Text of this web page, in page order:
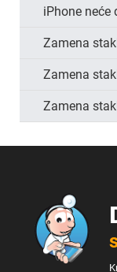
iPhone neće
Zamena
Zamena
Zamena